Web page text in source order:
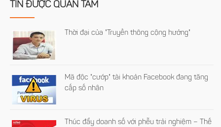
TIN ĐƯỢC QUAN TÂM
Thời đại của "Truyền thông cộng hưởng"
Mã độc "cướp" tài khoản Facebook đang tăng
cấp số nhân
Thúc đẩy doanh số với phễu trải nghiệm – Thế